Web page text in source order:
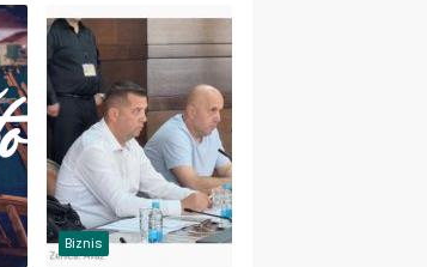
prema Šapcu
(FOTO)
Biznis